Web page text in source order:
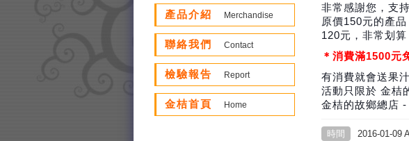
產品介紹 Merchandise
聯絡我們 Contact
檢驗報告 Report
金桔首頁 Home
非常感謝您，支
原價150元的產
120元，非常划算
＊消費滿1500元
有消費就會送果
活動只限於 金桔
金桔的故鄉總店
時間 2016-01-09